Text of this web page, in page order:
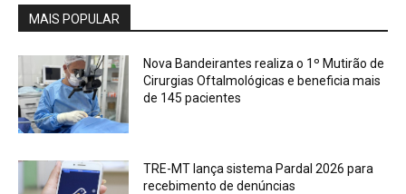
MAIS POPULAR
Nova Bandeirantes realiza o 1º Mutirão de
Cirurgias Oftalmológicas e beneficia mais
de 145 pacientes
TRE-MT lança sistema Pardal 2026 para
recebimento de denúncias